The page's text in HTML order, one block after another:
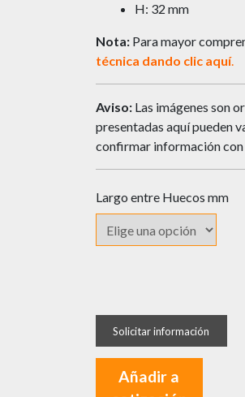
H: 32 mm
Nota:Para mayor
técnica dando clic aquí.
Aviso: Las imágenes son
presentadas aquí pueden
confirmar información con
Largo entre Huecos mm
Tubular
Recta
Añadir a